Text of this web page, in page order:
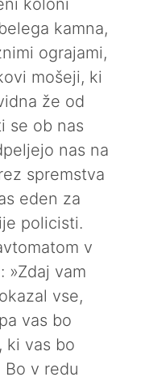
koloni
kamna,
ograjami,
mošeji, ki
že od
se ob nas
nas na
spremstva
eden za
policisti.
v
»Zdaj vam
vse,
vas bo
ki vas bo
Bo v redu